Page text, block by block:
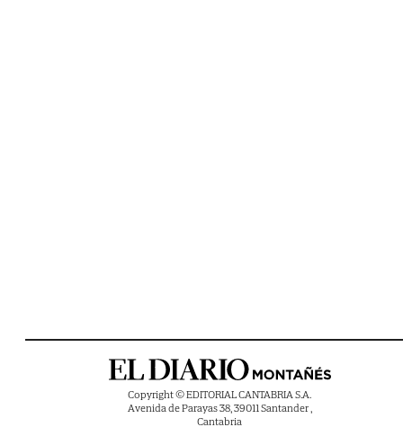
Copyright © EDITORIAL CANTABRIA S.A.
Avenida de Parayas 38, 39011 Santander ,
Cantabria